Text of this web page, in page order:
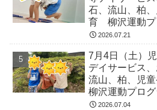
石、流山、柏
育 柳沢運動
気になる 発
2026.07.21
7月4日（土）
デイサービス
流山、柏、児
柳沢運動プロ
なる 発達障
2026.07.04